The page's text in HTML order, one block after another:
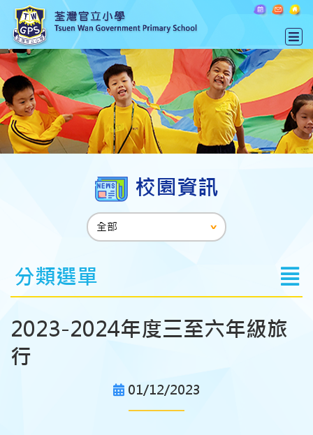
校園資訊
分類選單
2023-2024年度三至六年級旅
行
01/12/2023